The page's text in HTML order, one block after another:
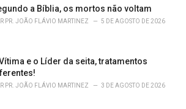
a Bíblia, os mortos não voltam
PR. JOÃO FLÁVIO MARTINEZ 5 DE AGOSTO DE 2026
e o Líder da seita, tratamentos
PR. JOÃO FLÁVIO MARTINEZ 3 DE AGOSTO DE 2026